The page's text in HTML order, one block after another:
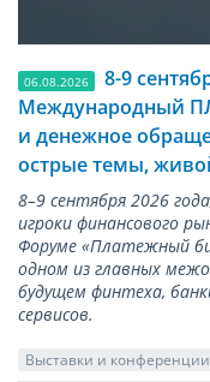
06.08.2026
8-9
Международный
и денежное
острые темы,
8–9 сентября 2026
игроки финансового
Форуме «Платежный
одном из главных
будущем финтеха,
сервисов.
Выставки и конференции